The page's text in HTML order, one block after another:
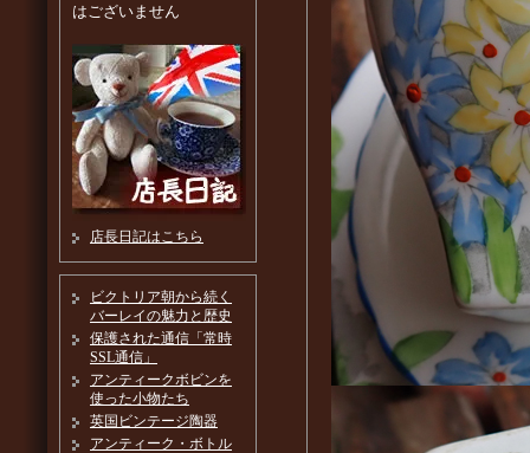
はございません
店長日記はこちら
ビクトリア朝から続く
バーレイの魅力と歴史
保護された通信「常時
SSL通信」
アンティークボビンを
使った小物たち
英国ビンテージ陶器
アンティーク・ボトル